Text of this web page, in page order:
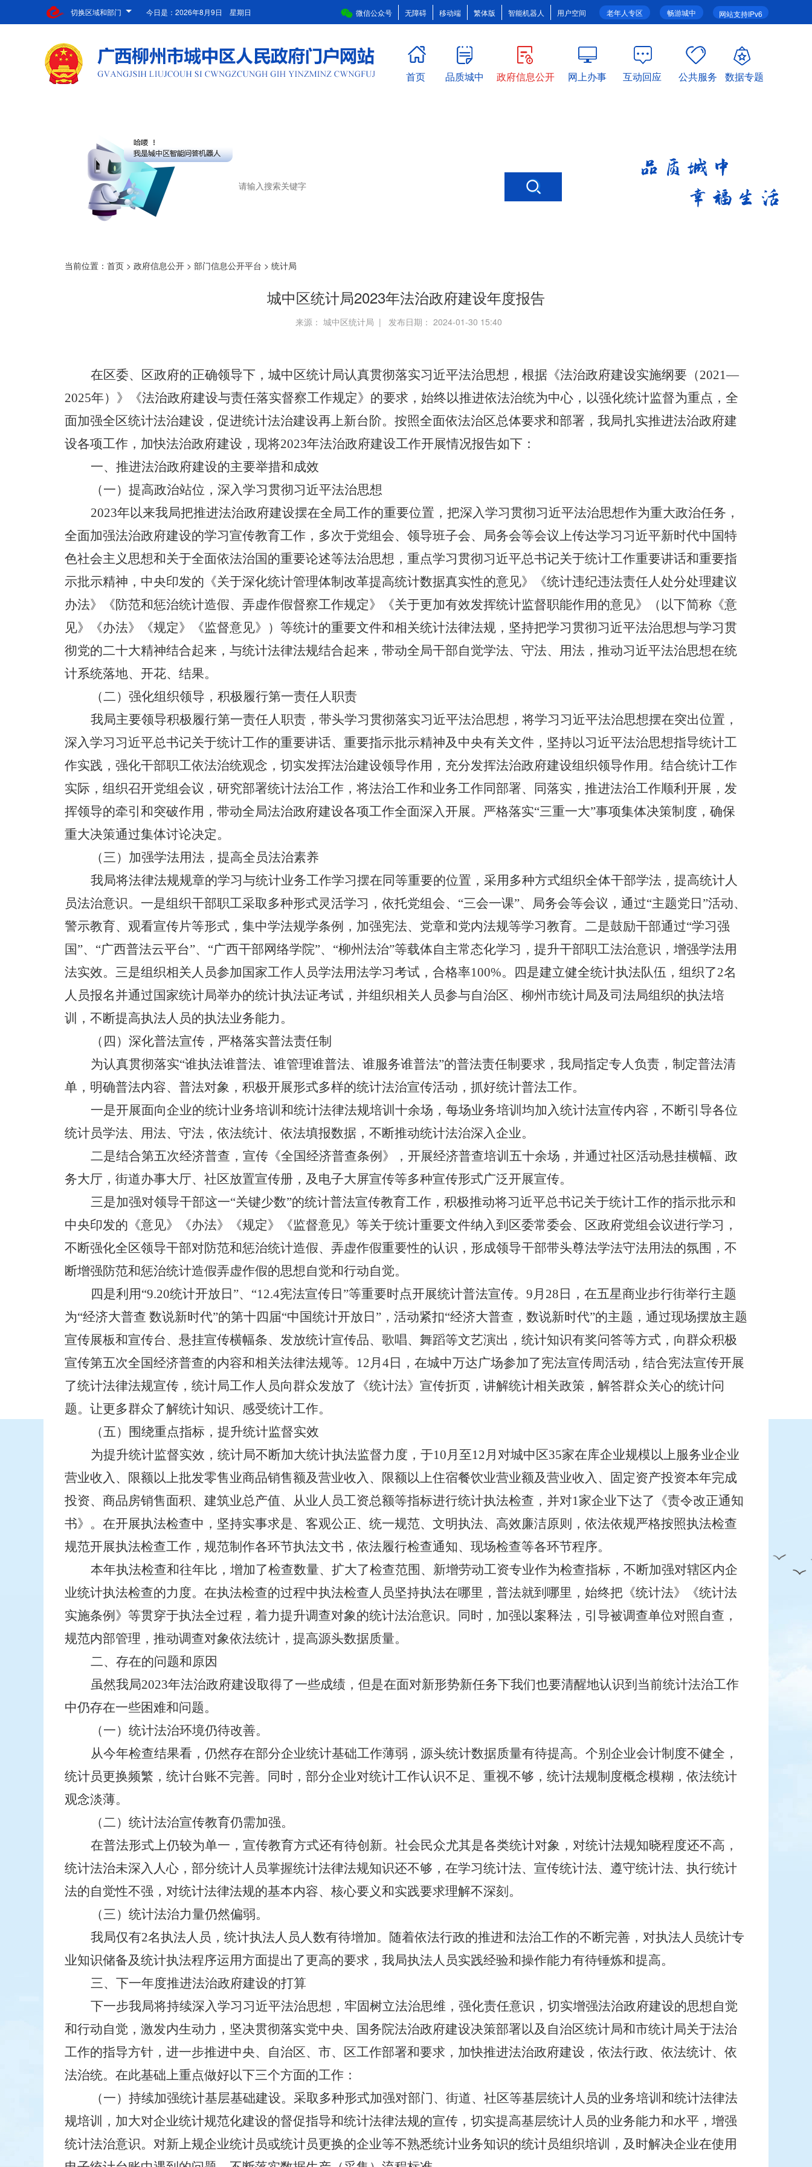
切换区域和部门 网站支持IPv6
畅游城中
老年人专区
微信公众号 无障碍 移动端 繁体版 智能机器人 用户空间
今日是： 2026年8月9日 星期日
首页 品质城中 政府信息公开 网上办事 互动回应 公共服务 数据专题
当前位置： 首页 > 政府信息公开 > 部门信息公开平台 > 统计局
城中区统计局2023年法治政府建设年度报告
来源： 城中区统计局 | 发布日期： 2024-01-30 15:40
在区委、区政府的正确领导下，城中区统计局认真贯彻落实习近平法治思想，根据《法治政府建设实施纲要（2021—
2025年）》《法治政府建设与责任落实督察工作规定》的要求，始终以推进依法治统为中心，以强化统计监督为重点，全
面加强全区统计法治建设，促进统计法治建设再上新台阶。按照全面依法治区总体要求和部署，我局扎实推进法治政府建
设各项工作，加快法治政府建设，现将2023年法治政府建设工作开展情况报告如下：
一、推进法治政府建设的主要举措和成效
（一）提高政治站位，深入学习贯彻习近平法治思想
2023年以来我局把推进法治政府建设摆在全局工作的重要位置，把深入学习贯彻习近平法治思想作为重大政治任务，
全面加强法治政府建设的学习宣传教育工作，多次于党组会、领导班子会、局务会等会议上传达学习习近平新时代中国特
色社会主义思想和关于全面依法治国的重要论述等法治思想，重点学习贯彻习近平总书记关于统计工作重要讲话和重要指
示批示精神，中央印发的《关于深化统计管理体制改革提高统计数据真实性的意见》《统计违纪违法责任人处分处理建议
办法》《防范和惩治统计造假、弄虚作假督察工作规定》《关于更加有效发挥统计监督职能作用的意见》（以下简称《意
见》《办法》《规定》《监督意见》）等统计的重要文件和相关统计法律法规，坚持把学习贯彻习近平法治思想与学习贯
彻党的二十大精神结合起来，与统计法律法规结合起来，带动全局干部自觉学法、守法、用法，推动习近平法治思想在统
计系统落地、开花、结果。
（二） 强化组织领导，积极履行第一责任人职责
我局主要领导积极履行第一责任人职责，带头学习贯彻落实习近平法治思想，将学习习近平法治思想摆在突出位置，
深入学习习近平总书记关于统计工作的重要讲话、重要指示批示精神及中央有关文件，坚持以习近平法治思想指导统计工
作实践，强化干部职工依法治统观念，切实发挥法治建设领导作用，充分发挥法治政府建设组织领导作用。结合统计工作
实际，组织召开党组会议，研究部署统计法治工作，将法治工作和业务工作同部署、同落实，推进法治工作顺利开展，发
挥领导的牵引和突破作用，带动全局法治政府建设各项工作全面深入开展。严格落实“三重一大”事项集体决策制度，确保
重大决策通过集体讨论决定。
（三）加强学法用法，提高全员法治素养
我局将法律法规规章的学习与统计业务工作学习摆在同等重要的位置，采用多种方式组织全体干部学法，提高统计人
员法治意识。一是组织干部职工采取多种形式灵活学习，依托党组会、 “三会一课”、局务会等会议，通过“主题党日 ”活动、
警示教育、观看宣传片等形式，集中学法规学条例，加强宪法、党章和党内法规等学习教育。二是鼓励干部通过“学习强
国”、“广西普法云平台”、“广西干部网络学院”、“柳州法治”等载体自主常态化学习，提升干部职工法治意识，增强学法用
法实效。三是组织相关人员参加国家工作人员学法用法学习考试，合格率100%。四是建立健全统计执法队伍，组织了2名
人员报名并通过国家统计局举办的统计执法证考试，并组织相关人员参与自治区、柳州市统计局及司法局组织的执法培
训，不断提高执法人员的执法业务能力。
（四）深化普法宣传，严格落实普法责任制
为认真贯彻落实“谁执法谁普法、谁管理谁普法、谁服务谁普法”的普法责任制要求，我局指定专人负责，制定普法清
单，明确普法内容、普法对象，积极开展形式多样的统计法治宣传活动，抓好统计普法工作。
一是开展面向企业的统计业务培训和统计法律法规培训十余场，每场业务培训均加入统计法宣传内容，不断引导各位
统计员学法、用法、守法，依法统计、依法填报数据，不断推动统计法治深入企业。
二是结合第五次经济普查，宣传《全国经济普查条例》，开展经济普查培训五十余场，并通过社区活动悬挂横幅、政
务大厅，街道办事大厅、社区放置宣传册，及电子大屏宣传等多种宣传形式广泛开展宣传。
三是加强对领导干部这一“关键少数”的统计普法宣传教育工作，积极推动将习近平总书记关于统计工作的指示批示和
中央印发的《意见》《办法》《规定》《监督意见》等关于统计重要文件纳入到区委常委会、区政府党组会议进行学习，
不断强化全区领导干部对防范和惩治统计造假、弄虚作假重要性的认识，形成领导干部带头尊法学法守法用法的氛围，不
断增强防范和惩治统计造假弄虚作假的思想自觉和行动自觉。
四是利用“9.20统计开放日 ”、 “12.4宪法宣传日 ”等重要时点开展统计普法宣传。 9 月 28 日，在五星商业步行街举行主题
为“经济大普查 数说新时代”的第十四届“中国统计开放日 ” ，活动紧扣“经济大普查，数说新时代”的主题，通过现场摆放主题
宣传展板和宣传台、悬挂宣传横幅条、发放统计宣传品、歌唱、舞蹈等文艺演出，统计知识有奖问答等方式，向群众积极
宣传第五次全国经济普查的内容和相关法律法规等。 12 月 4日，在城中万达广场参加了宪法宣传周活动，结合宪法宣传开展
了统计法律法规宣传，统计局工作人员向群众发放了《统计法》宣传折页，讲解统计相关政策，解答群众关心的统计问
题。让更多群众了解统计知识、感受统计工作。
（五）围绕重点指标，提升统计监督实效
为提升统计监督实效，统计局不断加大统计执法监督力度，于10 月至12 月对城中区35家在库企业规模以上服务业企业
营业收入、限额以上批发零售业商品销售额及营业收入、限额以上住宿餐饮业营业额及营业收入、固定资产投资本年完成
投资、商品房销售面积、建筑业总产值、从业人员工资总额等指标进行统计执法检查，并对1 家企业下达了《责令改正通知
书》。在开展执法检查中，坚持实事求是、客观公正、统一规范、文明执法、高效廉洁原则，依法依规严格按照执法检查
规范开展执法检查工作，规范制作各环节执法文书，依法履行检查通知、现场检查等各环节程序。
本年执法检查和往年比，增加了检查数量、扩大了检查范围、新增劳动工资专业作为检查指标，不断加强对辖区内企
业统计执法检查的力度。在执法检查的过程中执法检查人员坚持执法在哪里，普法就到哪里，始终把《统计法》《统计法
实施条例》等贯穿于执法全过程，着力提升调查对象的统计法治意识。同时，加强以案释法，引导被调查单位对照自查，
规范内部管理，推动调查对象依法统计，提高源头数据质量。
二、存在的问题和原因
虽然我局2023年法治政府建设取得了一些成绩，但是在面对新形势新任务下我们也要清醒地认识到当前统计法治工作
中仍存在一些困难和问题。
（一）统计法治环境仍待改善。
从今年检查结果看，仍然存在部分企业统计基础工作薄弱，源头统计数据质量有待提高。个别企业会计制度不健全，
统计员更换频繁，统计台账不完善。同时，部分企业对统计工作认识不足、重视不够，统计法规制度概念模糊，依法统计
观念淡薄。
（二）统计法治宣传教育仍需加强。
在普法形式上仍较为单一，宣传教育方式还有待创新。社会民众尤其是各类统计对象，对统计法规知晓程度还不高，
统计法治未深入人心，部分统计人员掌握统计法律法规知识还不够，在学习统计法、宣传统计法、遵守统计法、执行统计
法的自觉性不强，对统计法律法规的基本内容、核心要义和实践要求理解不深刻。
（三）统计法治力量仍然偏弱。
我局仅有2名执法人员，统计执法人员人数有待增加。随着依法行政的推进和法治工作的不断完善，对执法人员统计专
业知识储备及统计执法程序运用方面提出了更高的要求，我局执法人员实践经验和操作能力有待锤炼和提高。
三、下一年度推进法治政府建设的打算
下一步我局将持续深入学习习近平法治思想，牢固树立法治思维，强化责任意识，切实增强法治政府建设的思想自觉
和行动自觉，激发内生动力，坚决贯彻落实党中央、国务院法治政府建设决策部署以及自治区统计局和市统计局关于法治
工作的指导方针，进一步推进中央、自治区、市、区工作部署和要求，加快推进法治政府建设，依法行政、依法统计、依
法治统。在此基础上重点做好以下三个方面的工作：
（一）持续加强统计基层基础建设。 采取多种形式加强对部门、街道、社区等基层统计人员的业务培训和统计法律法
规培训，加大对企业统计规范化建设的督促指导和统计法律法规的宣传，切实提高基层统计人员的业务能力和水平，增强
统计法治意识。对新上规企业统计员或统计员更换的企业等不熟悉统计业务知识的统计员组织培训，及时解决企业在使用